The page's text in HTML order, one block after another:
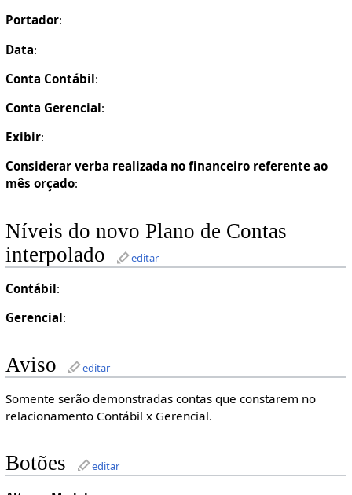
Portador:
Data:
Conta Contábil:
Conta Gerencial:
Exibir:
Considerar verba realizada no financeiro referente ao
mês orçado:
Níveis do novo Plano de Contas
interpolado
editar
Contábil:
Gerencial:
Aviso editar
Somente serão demonstradas contas que constarem no
relacionamento Contábil x Gerencial.
Botões editar